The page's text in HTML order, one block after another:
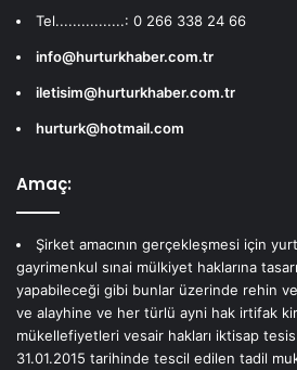
Tel................: 0 266 338 24 66
info@hurturkhaber.com.tr
iletisim@hurturkhaber.com.tr
hurturk@hotmail.com
Amaç:
Şirket amacının gerçekleşmesi için
gayrimenkul sınai mülkiyet haklarına
yapabileceği gibi bunlar üzerinde rehin
ve alayhine ve her türlü ayni hak irtifak
mükellefiyetleri vesair hakları iktisap
31.01.2015 tarihinde tescil edilen tadil